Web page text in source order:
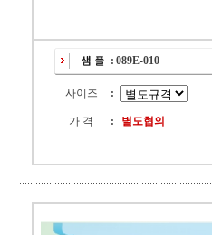
: 089E-010
사이즈 :
가 격 : 별도협의